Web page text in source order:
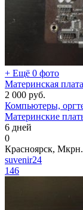
+ Ещё 0 фото
Материнская
2 000 руб.
Компьютеры,
Материнские
6 дней
0
Красноярск,
suvenir24
146